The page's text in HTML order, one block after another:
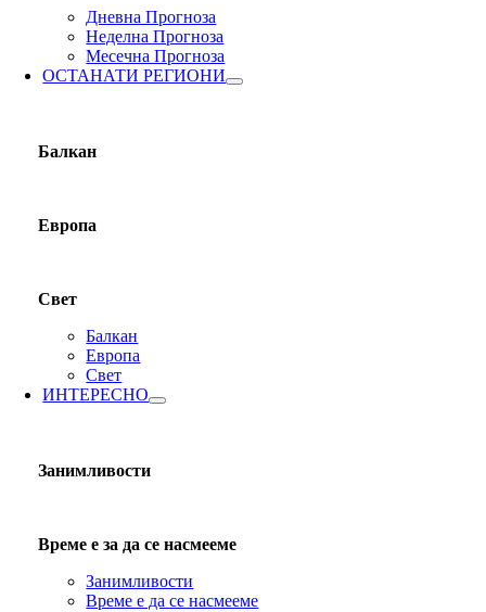
Дневна Прогноза
Неделна Прогноза
Месечна Прогноза
ОСТАНАТИ РЕГИОНИ
Балкан
Европа
Свет
Балкан
Европа
Свет
ИНТЕРЕСНО
Занимливости
Време е за да се насмееме
Занимливости
Време е да се насмееме